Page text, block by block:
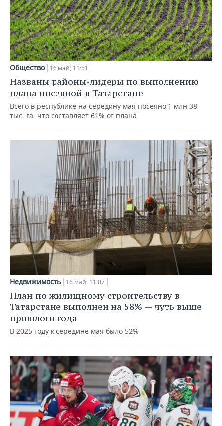
Общество 16 май, 11:51
Названы районы-лидеры по выполнению
плана посевной в Татарстане
Всего в республике на середину мая посеяно 1 млн 38
тыс. га, что составляет 61% от плана
Недвижимость 16 май, 11:07
План по жилищному строительству в
Татарстане выполнен на 58% — чуть выше
прошлого года
В 2025 году к середине мая было 52%